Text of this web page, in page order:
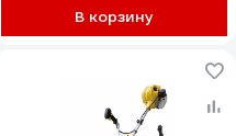
В корзину